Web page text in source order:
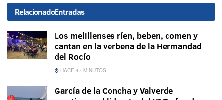
RelacionadoEntradas
Los melillenses ríen, beben, comen y
cantan en la verbena de la Hermandad
del Rocío
HACE 47 MINUTOS
García de la Concha y Valverde